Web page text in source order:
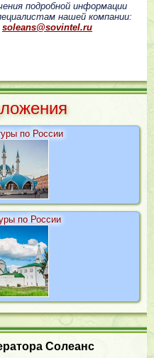
подробной информации
нашей компании:
soleans@sovintel.ru
по России
по России
Солеанс